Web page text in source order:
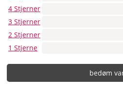
4 Stjerner
3 Stjerner
2 Stjerner
1 Stjerne
bedøm